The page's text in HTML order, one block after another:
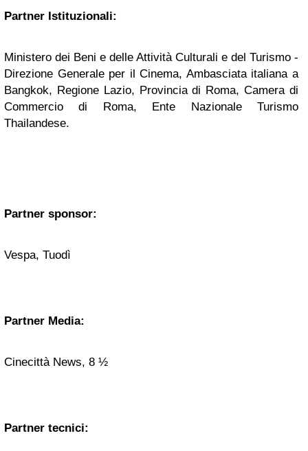
Partner Istituzionali:
Ministero dei Beni e delle Attività Culturali e del Turismo -
Direzione Generale per il Cinema, Ambasciata italiana a
Bangkok, Regione Lazio, Provincia di Roma, Camera di
Commercio di Roma, Ente Nazionale Turismo
Thailandese.
Partner sponsor:
Vespa, Tuodì
Partner Media:
Cinecittà News, 8 ½
Partner tecnici: